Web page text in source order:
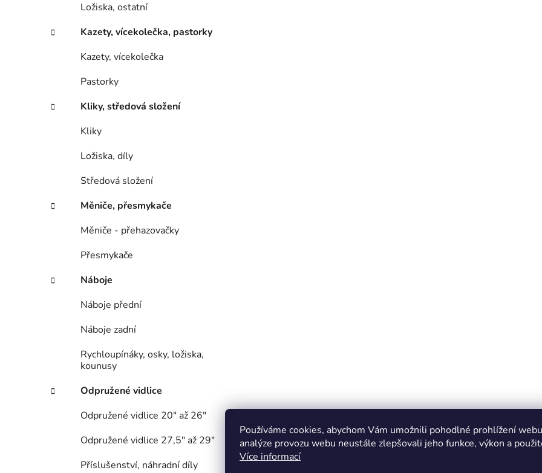
Používáme cookies, abychom Vám umožnili pohodlné prohlížení
analýze provozu webu neustále zlepšovali jeho funkce, výkon a
Více informací
Ložiska, ostatní
Kazety, vícekolečka, pastorky
Kazety, vícekolečka
Pastorky
Kliky, středová složení
Kliky
Ložiska, díly
Středová složení
Měniče, přesmykače
Měniče - přehazovačky
Přesmykače
Náboje
Náboje přední
Náboje zadní
Rychloupínáky, osky, ložiska,
kounusy
Odpružené vidlice
Odpružené vidlice 20" až 26"
Odpružené vidlice 27,5" až 29"
Příslušenství, náhradní díly